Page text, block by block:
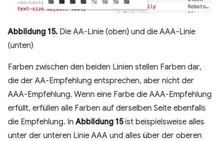
Abbildung 15. Die AA-Linie (oben) und die AAA-Linie
(unten)
Farben zwischen den beiden Linien stellen Farben dar,
die der AA-Empfehlung entsprechen, aber nicht der
AAA-Empfehlung. Wenn eine Farbe die AAA-Empfehlung
erfüllt, erfüllen alle Farben auf derselben Seite ebenfalls
die Empfehlung. InAbbildung 15ist beispielsweise alles
unter der unteren Linie AAA und alles über der oberen